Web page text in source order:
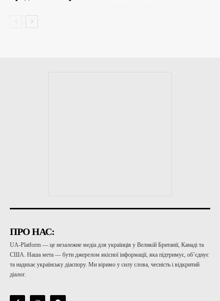
ПРО НАС:
UA-Platform — це незалежне медіа для українців у Великій Британії, Канаді та
США. Наша мета — бути джерелом якісної інформації, яка підтримує, об’єднує
та надихає українську діаспору. Ми віримо у силу слова, чесність і відкритий
діалог.